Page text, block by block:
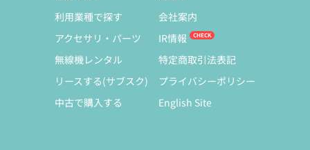
利用業種で探す
アクセサリ・パーツ
無線機レンタル
リースする(サブスク)
中古で購入する
会社案内
IR情報
特定商取引法表記
プライバシーポリシー
English Site